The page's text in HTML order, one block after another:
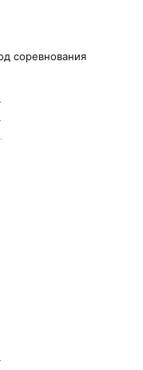
соревнования